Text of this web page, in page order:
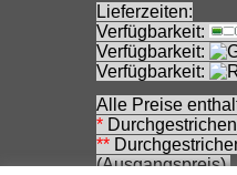
Lieferzeiten:
Verfügbarkeit:
Verfügbarkeit:
Verfügbarkeit:
Alle Preise
*
**
(Ausgangspreis).